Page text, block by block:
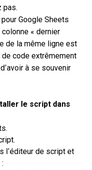
pas.
Google Sheets
« dernier
de la même ligne est
code extrêmement
à se souvenir
le script dans
l’éditeur de script et